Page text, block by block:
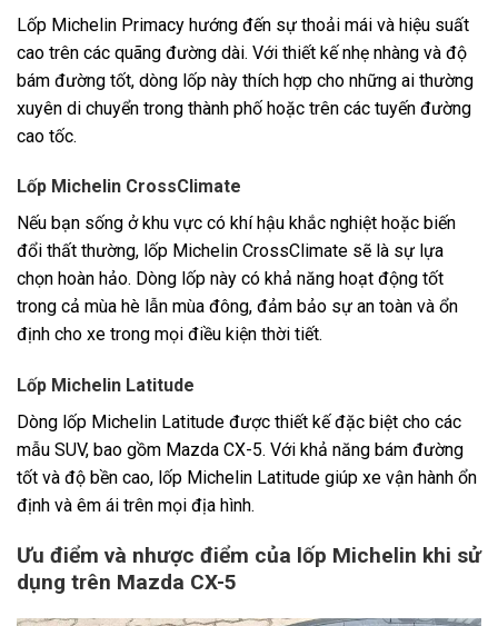
Lốp Michelin Primacy hướng đến sự thoải mái và hiệu suất
cao trên các quãng đường dài. Với thiết kế nhẹ nhàng và độ
bám đường tốt, dòng lốp này thích hợp cho những ai thường
xuyên di chuyển trong thành phố hoặc trên các tuyến đường
cao tốc.
Lốp Michelin CrossClimate
Nếu bạn sống ở khu vực có khí hậu khắc nghiệt hoặc biến
đổi thất thường, lốp Michelin CrossClimate sẽ là sự lựa
chọn hoàn hảo. Dòng lốp này có khả năng hoạt động tốt
trong cả mùa hè lẫn mùa đông, đảm bảo sự an toàn và ổn
định cho xe trong mọi điều kiện thời tiết.
Lốp Michelin Latitude
Dòng lốp Michelin Latitude được thiết kế đặc biệt cho các
mẫu SUV, bao gồm Mazda CX-5. Với khả năng bám đường
tốt và độ bền cao, lốp Michelin Latitude giúp xe vận hành ổn
định và êm ái trên mọi địa hình.
Ưu điểm và nhược điểm của lốp Michelin khi sử
dụng trên Mazda CX-5